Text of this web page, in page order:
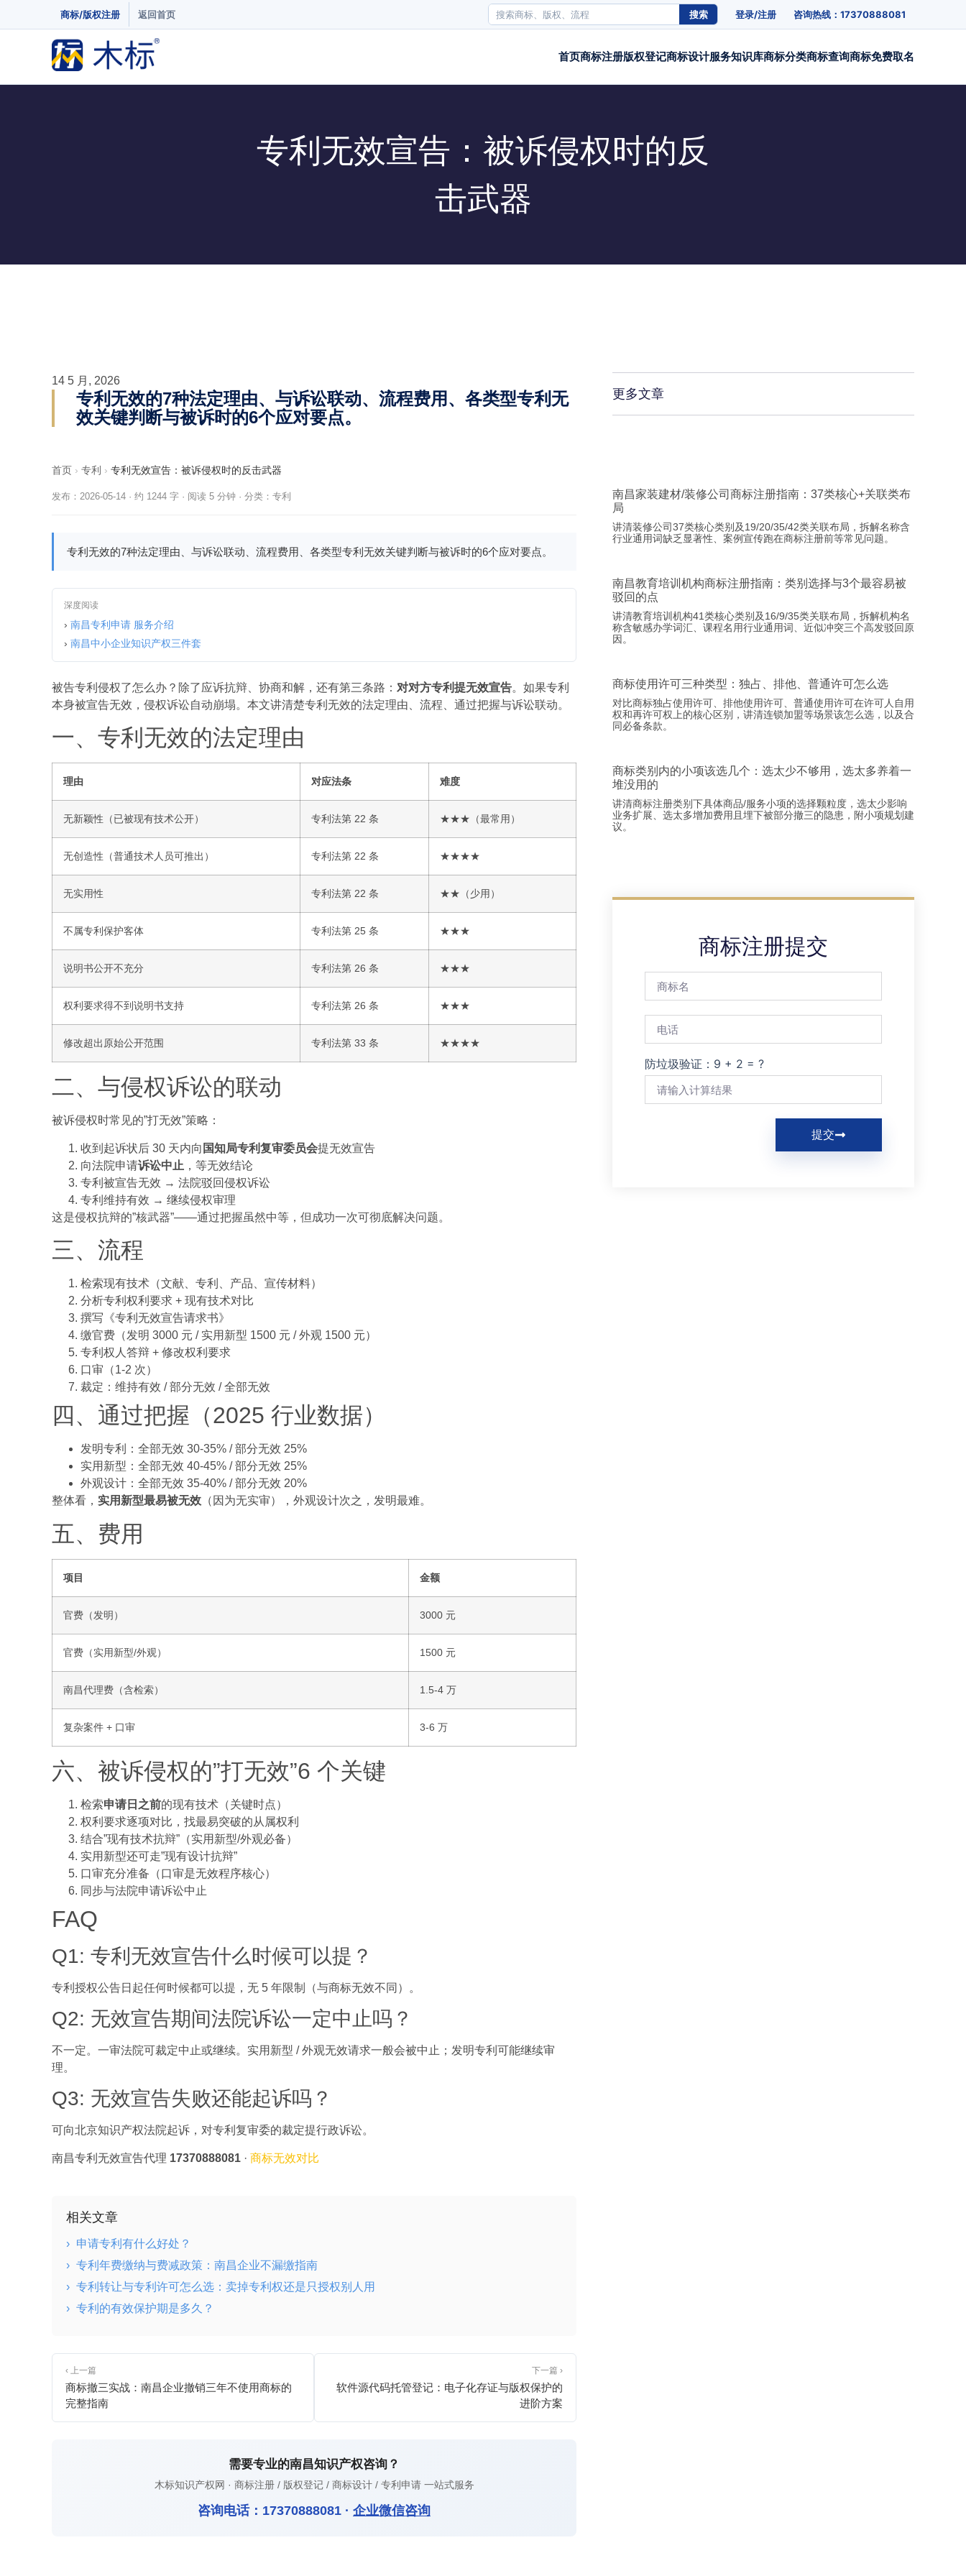
商标/版权注册 返回首页 搜索 登录/注册 咨询热线：17370888081
首页商标注册版权登记商标设计服务知识库商标分类商标查询商标免费取名
专利无效宣告：被诉侵权时的反
击武器
14 5 月, 2026
专利无效的7种法定理由、与诉讼联动、流程费用、各类型专利无
效关键判断与被诉时的6个应对要点。
首页 › 专利 › 专利无效宣告：被诉侵权时的反击武器
发布：2026-05-14 · 约 1244 字 · 阅读 5 分钟 · 分类： 专利
专利无效的7种法定理由、与诉讼联动、流程费用、各类型专利无效关键判断与被诉时的6个应对要点。
深度阅读
› 南昌专利申请 服务介绍
› 南昌中小企业知识产权三件套
被告专利侵权了怎么办？除了应诉抗辩、协商和解，还有第三条路： 对对方专利提无效宣告。如果专利
本身被宣告无效，侵权诉讼自动崩塌。本文讲清楚专利无效的法定理由、流程、通过把握与诉讼联动。
一、专利无效的法定理由
理由 对应法条 难度
无新颖性（已被现有技术公开） 专利法第 22 条 ★★★（最常用）
无创造性（普通技术人员可推出） 专利法第 22 条 ★★★★
无实用性 专利法第 22 条 ★★（少用）
不属专利保护客体 专利法第 25 条 ★★★
说明书公开不充分 专利法第 26 条 ★★★
权利要求得不到说明书支持 专利法第 26 条 ★★★
修改超出原始公开范围 专利法第 33 条 ★★★★
二、与侵权诉讼的联动
被诉侵权时常见的”打无效”策略：
收到起诉状后 30 天内向 国知局专利复审委员会提无效宣告
向法院申请诉讼中止 ，等无效结论
专利被宣告无效 → 法院驳回侵权诉讼
专利维持有效 → 继续侵权审理
这是侵权抗辩的”核武器”——通过把握虽然中等，但成功一次可彻底解决问题。
三、流程
检索现有技术（文献、专利、产品、宣传材料）
分析专利权利要求 + 现有技术对比
撰写《专利无效宣告请求书》
缴官费（发明 3000 元 / 实用新型 1500 元 / 外观 1500 元）
专利权人答辩 + 修改权利要求
口审（1-2 次）
裁定：维持有效 / 部分无效 / 全部无效
四、通过把握（2025 行业数据）
发明专利：全部无效 30-35% / 部分无效 25%
实用新型：全部无效 40-45% / 部分无效 25%
外观设计：全部无效 35-40% / 部分无效 20%
整体看， 实用新型最易被无效 （因为无实审），外观设计次之，发明最难。
五、费用
项目 金额
官费（发明） 3000 元
官费（实用新型/外观） 1500 元
南昌代理费（含检索） 1.5-4 万
复杂案件 + 口审 3-6 万
六、被诉侵权的”打无效”6 个关键
检索申请日之前的现有技术（关键时点）
权利要求逐项对比，找最易突破的从属权利
结合”现有技术抗辩”（实用新型/外观必备）
实用新型还可走”现有设计抗辩”
口审充分准备（口审是无效程序核心）
同步与法院申请诉讼中止
FAQ
Q1: 专利无效宣告什么时候可以提？
专利授权公告日起任何时候都可以提，无 5 年限制（与商标无效不同）。
Q2: 无效宣告期间法院诉讼一定中止吗？
不一定。一审法院可裁定中止或继续。实用新型 / 外观无效请求一般会被中止；发明专利可能继续审
理。
Q3: 无效宣告失败还能起诉吗？
可向北京知识产权法院起诉，对专利复审委的裁定提行政诉讼。
南昌专利无效宣告代理 17370888081 · 商标无效对比
相关文章
› 申请专利有什么好处？
› 专利年费缴纳与费减政策：南昌企业不漏缴指南
› 专利转让与专利许可怎么选：卖掉专利权还是只授权别人用
› 专利的有效保护期是多久？
‹ 上一篇
商标撤三实战：南昌企业撤销三年不使用商标的
完整指南
下一篇 ›
软件源代码托管登记：电子化存证与版权保护的
进阶方案
需要专业的南昌知识产权咨询？
木标知识产权网 · 商标注册 / 版权登记 / 商标设计 / 专利申请 一站式服务
咨询电话： 17370888081 · 企业微信咨询
更多文章
南昌家装建材/装修公司商标注册指南：37类核心+关联类布
局
讲清装修公司37类核心类别及19/20/35/42类关联布局，拆解名称含
行业通用词缺乏显著性、案例宣传跑在商标注册前等常见问题。
南昌教育培训机构商标注册指南：类别选择与3个最容易被
驳回的点
讲清教育培训机构41类核心类别及16/9/35类关联布局，拆解机构名
称含敏感办学词汇、课程名用行业通用词、近似冲突三个高发驳回原
因。
商标使用许可三种类型：独占、排他、普通许可怎么选
对比商标独占使用许可、排他使用许可、普通使用许可在许可人自用
权和再许可权上的核心区别，讲清连锁加盟等场景该怎么选，以及合
同必备条款。
商标类别内的小项该选几个：选太少不够用，选太多养着一
堆没用的
讲清商标注册类别下具体商品/服务小项的选择颗粒度，选太少影响
业务扩展、选太多增加费用且埋下被部分撤三的隐患，附小项规划建
议。
商标注册提交
防垃圾验证：9 + 2 = ?
提交